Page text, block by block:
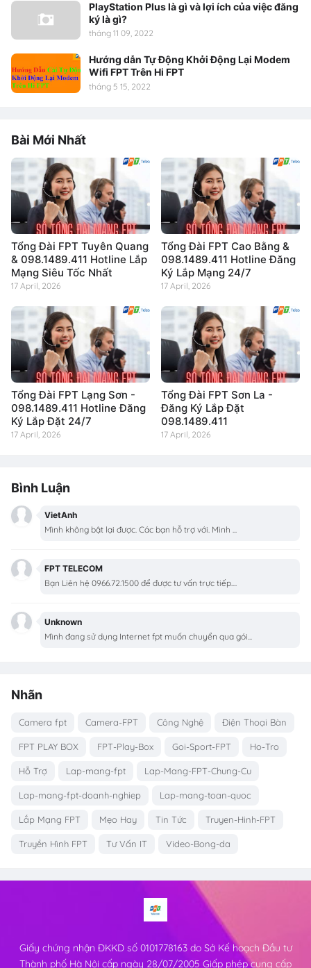
PlayStation Plus là gì và lợi ích của việc đăng
ký là gì?
tháng 11 09, 2022
Hướng dẫn Tự Động Khởi Động Lại Modem
Wifi FPT Trên Hi FPT
tháng 5 15, 2022
Bài Mới Nhất
Tổng Đài FPT Tuyên Quang
& 098.1489.411 Hotline Lắp
Mạng Siêu Tốc Nhất
17 April, 2026
Tổng Đài FPT Cao Bằng &
098.1489.411 Hotline Đăng
Ký Lắp Mạng 24/7
17 April, 2026
Tổng Đài FPT Lạng Sơn -
098.1489.411 Hotline Đăng
Ký Lắp Đặt 24/7
17 April, 2026
Tổng Đài FPT Sơn La -
Đăng Ký Lắp Đặt
098.1489.411
17 April, 2026
Bình Luận
VietAnh
Mình không bật lại được. Các bạn hỗ trợ với. Mình ...
FPT TELECOM
Bạn Liên hệ 0966.72.1500 để được tư vấn trực tiếp....
Unknown
Mình đang sử dụng Internet fpt muốn chuyển qua gói...
Nhãn
Camera fpt Camera-FPT Công Nghệ Điện Thoại Bàn
FPT PLAY BOX FPT-Play-Box Goi-Sport-FPT Ho-Tro
Hỗ Trợ Lap-mang-fpt Lap-Mang-FPT-Chung-Cu
Lap-mang-fpt-doanh-nghiep Lap-mang-toan-quoc
Lắp Mạng FPT Mẹo Hay Tin Tức Truyen-Hinh-FPT
Truyền Hình FPT Tư Vấn IT Video-Bong-da
Giấy chứng nhận ĐKKD số 0101778163 do Sở Kế hoạch Đầu tư
Thành phố Hà Nội cấp ngày 28/07/2005 Giấp phép cung cấp